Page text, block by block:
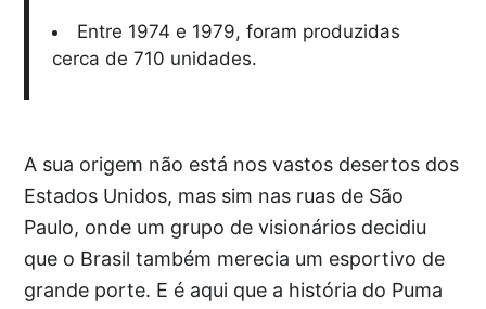
Entre 1974 e 1979, foram produzidas
cerca de 710 unidades.
A sua origem não está nos vastos desertos dos
Estados Unidos, mas sim nas ruas de São
Paulo, onde um grupo de visionários decidiu
que o Brasil também merecia um esportivo de
grande porte. E é aqui que a história do Puma